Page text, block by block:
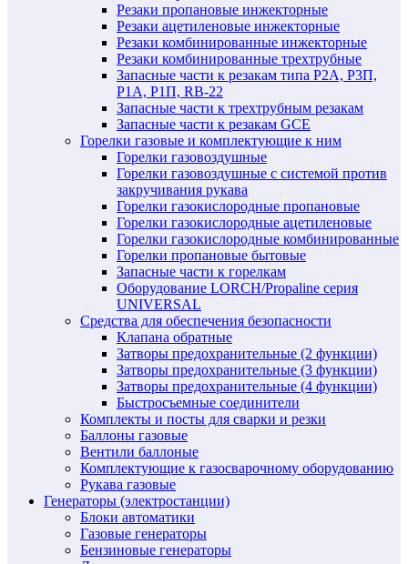
Резаки пропановые инжекторные
Резаки ацетиленовые инжекторные
Резаки комбинированные инжекторные
Резаки комбинированные трехтрубные
Запасные части к резакам типа Р2А, Р3П,
Р1А, Р1П, RB-22
Запасные части к трехтрубным резакам
Запасные части к резакам GCE
Горелки газовые и комплектующие к ним
Горелки газовоздушные
Горелки газовоздушные с системой против
закручивания рукава
Горелки газокислородные пропановые
Горелки газокислородные ацетиленовые
Горелки газокислородные комбинированные
Горелки пропановые бытовые
Запасные части к горелкам
Оборудование LORCH/Propaline серия
UNIVERSAL
Средства для обеспечения безопасности
Клапана обратные
Затворы предохранительные (2 функции)
Затворы предохранительные (3 функции)
Затворы предохранительные (4 функции)
Быстросъемные соединители
Комплекты и посты для сварки и резки
Баллоны газовые
Вентили баллоные
Комплектующие к газосварочному оборудованию
Рукава газовые
Генераторы (электростанции)
Блоки автоматики
Газовые генераторы
Бензиновые генераторы